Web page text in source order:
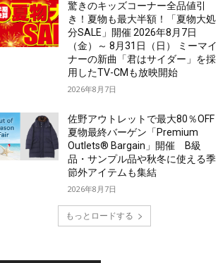
驚きのキッズコーナー全品値引
き！夏物も最大半額！「夏物大処
分SALE」開催 2026年8月7日
（金）～ 8月31日（日） ミーマイ
ナーの新曲「君はサイダー」を採
用したTV-CMも放映開始
2026年8月7日
佐野アウトレットで最大80％OFF
夏物最終バーゲン「Premium
Outlets® Bargain」開催 B級
品・サンプル品や秋冬に使える季
節外アイテムも集結
2026年8月7日
もっとロードする